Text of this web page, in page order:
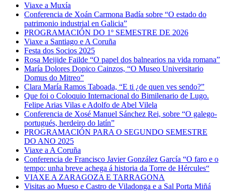
Viaxe a Muxía
Conferencia de Xoán Carmona Badía sobre “O estado do
patrimonio industrial en Galicia”
PROGRAMACIÓN DO 1º SEMESTRE DE 2026
Viaxe a Santiago e A Coruña
Festa dos Socios 2025
Rosa Meijide Failde “O papel dos balnearios na vida romana”
María Dolores Dopico Cainzos, “O Museo Universitario
Domus do Mitreo”
Clara María Ramos Taboada, “E ti ¿de quen ves sendo?”
Que foi o Coloquio Internacional do Bimilenario de Lugo.
Felipe Arias Vilas e Adolfo de Abel Vilela
Conferencia de Xosé Manuel Sánchez Rei, sobre “O galego-
portugués, herdeiro do latín”
PROGRAMACIÓN PARA O SEGUNDO SEMESTRE
DO ANO 2025
Viaxe a A Coruña
Conferencia de Francisco Javier González García “O faro e o
tempo: unha breve achega á historia da Torre de Hércules“
VIAXE A ZARAGOZA E TARRAGONA
Visitas ao Mueso e Castro de Viladonga e a Sal Porta Miñá